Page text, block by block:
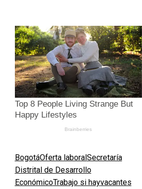
BogotáOferta laboralSecretaría
Distrital de Desarrollo
EconómicoTrabajo si hayvacantes